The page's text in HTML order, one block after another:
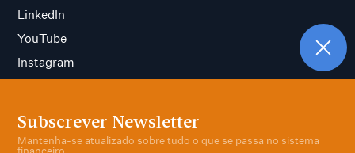
Subscrever Newsletter
Mantenha-se atualizado sobre tudo o que se passa no sistema
LinkedIn
YouTube
Instagram
Termos e condições
Política de privacidade